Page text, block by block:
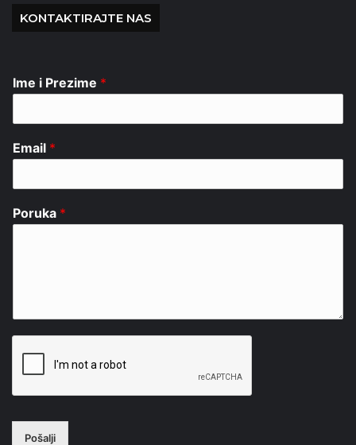
KONTAKTIRAJTE NAS
Ime i Prezime *
Email *
Poruka *
Pošalji